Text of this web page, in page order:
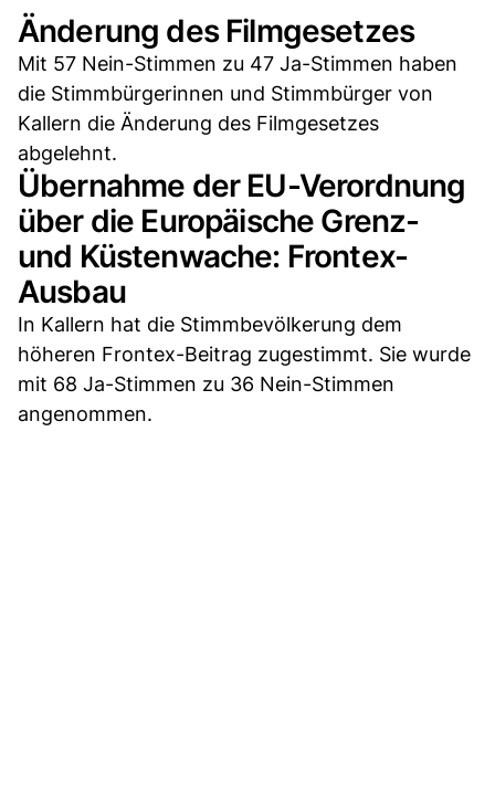
Änderung des Filmgesetzes
Mit 57 Nein-Stimmen zu 47 Ja-Stimmen haben
die Stimmbürgerinnen und Stimmbürger von
Kallern die Änderung des Filmgesetzes
abgelehnt.
Übernahme der EU-Verordnung
über die Europäische Grenz-
und Küstenwache: Frontex-
Ausbau
In Kallern hat die Stimmbevölkerung dem
höheren Frontex-Beitrag zugestimmt. Sie wurde
mit 68 Ja-Stimmen zu 36 Nein-Stimmen
angenommen.